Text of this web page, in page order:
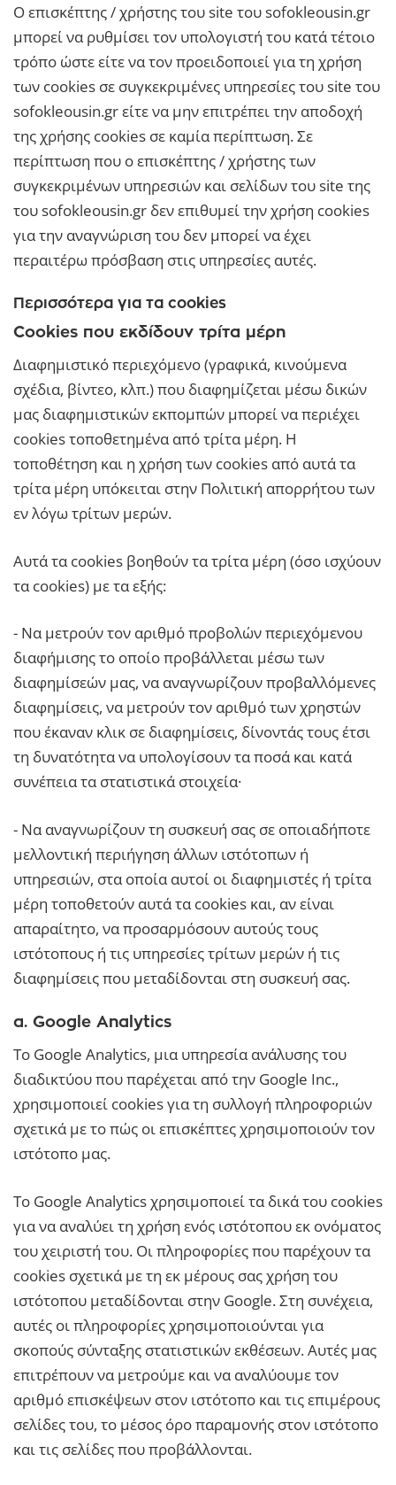
Ο επισκέπτης / χρήστης του site του sofokleousin.gr
μπορεί να ρυθμίσει τον υπολογιστή του κατά τέτοιο
τρόπο ώστε είτε να τον προειδοποιεί για τη χρήση
των cookies σε συγκεκριμένες υπηρεσίες του site του
sofokleousin.gr είτε να μην επιτρέπει την αποδοχή
της χρήσης cookies σε καμία περίπτωση. Σε
περίπτωση που ο επισκέπτης / χρήστης των
συγκεκριμένων υπηρεσιών και σελίδων του site της
του sofokleousin.gr δεν επιθυμεί την χρήση cookies
για την αναγνώριση του δεν μπορεί να έχει
περαιτέρω πρόσβαση στις υπηρεσίες αυτές.
Περισσότερα για τα cookies
Cookies που εκδίδουν τρίτα μέρη
Διαφημιστικό περιεχόμενο (γραφικά, κινούμενα
σχέδια, βίντεο, κλπ.) που διαφημίζεται μέσω δικών
μας διαφημιστικών εκπομπών μπορεί να περιέχει
cookies τοποθετημένα από τρίτα μέρη. Η
τοποθέτηση και η χρήση των cookies από αυτά τα
τρίτα μέρη υπόκειται στην Πολιτική απορρήτου των
εν λόγω τρίτων μερών.
Αυτά τα cookies βοηθούν τα τρίτα μέρη (όσο ισχύουν
τα cookies) με τα εξής:
- Να μετρούν τον αριθμό προβολών περιεχόμενου
διαφήμισης το οποίο προβάλλεται μέσω των
διαφημίσεών μας, να αναγνωρίζουν προβαλλόμενες
διαφημίσεις, να μετρούν τον αριθμό των χρηστών
που έκαναν κλικ σε διαφημίσεις, δίνοντάς τους έτσι
τη δυνατότητα να υπολογίσουν τα ποσά και κατά
συνέπεια τα στατιστικά στοιχεία·
- Να αναγνωρίζουν τη συσκευή σας σε οποιαδήποτε
μελλοντική περιήγηση άλλων ιστότοπων ή
υπηρεσιών, στα οποία αυτοί οι διαφημιστές ή τρίτα
μέρη τοποθετούν αυτά τα cookies και, αν είναι
απαραίτητο, να προσαρμόσουν αυτούς τους
ιστότοπους ή τις υπηρεσίες τρίτων μερών ή τις
διαφημίσεις που μεταδίδονται στη συσκευή σας.
α. Google Analytics
Το Google Analytics, μια υπηρεσία ανάλυσης του
διαδικτύου που παρέχεται από την Google Inc.,
χρησιμοποιεί cookies για τη συλλογή πληροφοριών
σχετικά με το πώς οι επισκέπτες χρησιμοποιούν τον
ιστότοπο μας.
Το Google Analytics χρησιμοποιεί τα δικά του cookies
για να αναλύει τη χρήση ενός ιστότοπου εκ ονόματος
του χειριστή του. Οι πληροφορίες που παρέχουν τα
cookies σχετικά με τη εκ μέρους σας χρήση του
ιστότοπου μεταδίδονται στην Google. Στη συνέχεια,
αυτές οι πληροφορίες χρησιμοποιούνται για
σκοπούς σύνταξης στατιστικών εκθέσεων. Αυτές μας
επιτρέπουν να μετρούμε και να αναλύουμε τον
αριθμό επισκέψεων στον ιστότοπο και τις επιμέρους
σελίδες του, το μέσος όρο παραμονής στον ιστότοπο
και τις σελίδες που προβάλλονται.